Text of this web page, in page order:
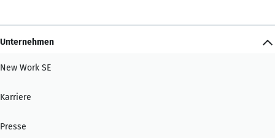
Unternehmen
New Work SE
Karriere
Presse